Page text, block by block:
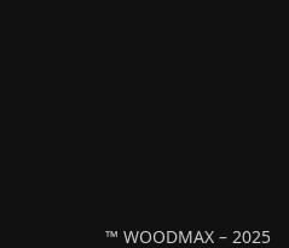
™ WOODMAX – 2025